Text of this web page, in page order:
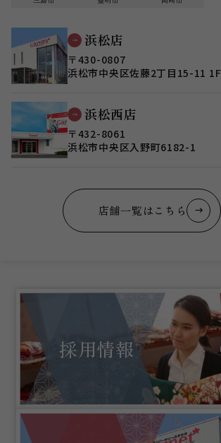
浜松店
〒430-0807
浜松市中央区佐藤2丁目15-11 1F
浜松西店
〒432-8061
浜松市中央区入野町6182-1
店舗一覧はこちら
採用情報